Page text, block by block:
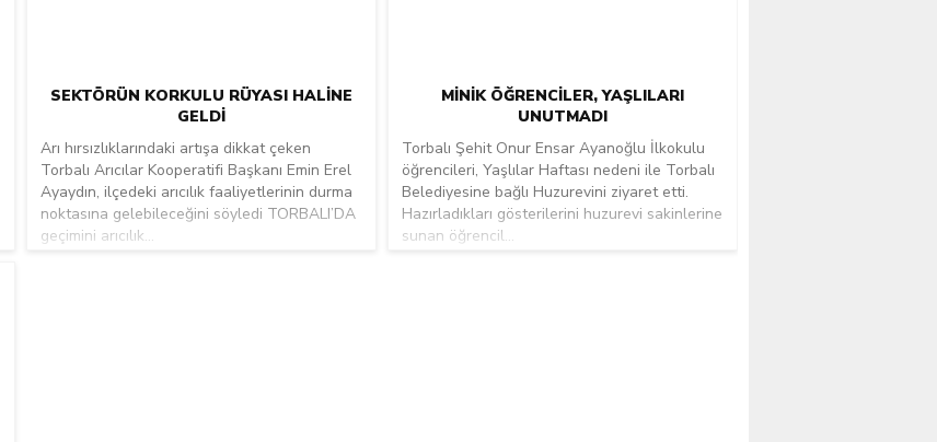
SEKTÖRÜN KORKULU RÜYASI HALINE
GELDI
Arı hırsızlıklarındaki artışa dikkat çeken
Torbalı Arıcılar Kooperatifi Başkanı Emin Erel
Ayaydın, ilçedeki arıcılık faaliyetlerinin durma
noktasına gelebileceğini söyledi TORBALI’DA
geçimini arıcılık...
MINIK ÖĞRENCILER, YAŞLILARI
UNUTMADI
Torbalı Şehit Onur Ensar Ayanoğlu İlkokulu
öğrencileri, Yaşlılar Haftası nedeni ile Torbalı
Belediyesine bağlı Huzurevini ziyaret etti.
Hazırladıkları gösterilerini huzurevi sakinlerine
sunan öğrencil...